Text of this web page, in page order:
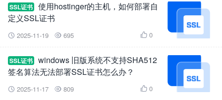
SSL证书
使用hostinger的主机，如何部署自
定义SSL证书
 2025-11-19  695  0
SSL证书
windows 旧版系统不支持SHA512
签名算法无法部署SSL证书怎么办？
 2025-11-17  809  0